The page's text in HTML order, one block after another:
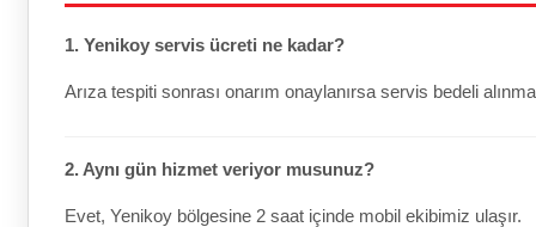
1. Yenikoy servis ücreti ne kadar?
Arıza tespiti sonrası onarım onaylanırsa servis bedeli
2. Aynı gün hizmet veriyor musunuz?
Evet, Yenikoy bölgesine 2 saat içinde mobil ekibimiz ulaşır.